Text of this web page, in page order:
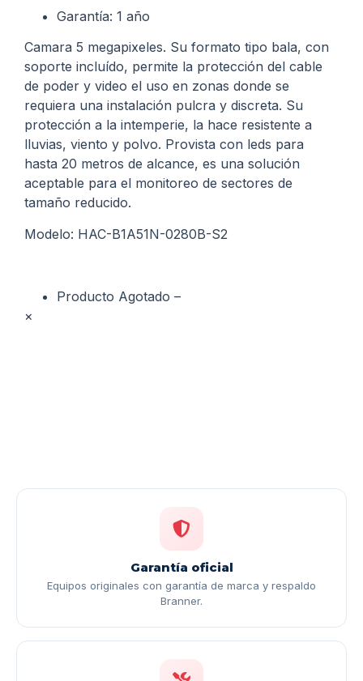
Garantía: 1 año
Camara 5 megapixeles. Su formato tipo bala, con
soporte incluído, permite la protección del cable
de poder y video el uso en zonas donde se
requiera una instalación pulcra y discreta. Su
protección a la intemperie, la hace resistente a
lluvias, viento y polvo. Provista con leds para
hasta 20 metros de alcance, es una solución
aceptable para el monitoreo de sectores de
tamaño reducido.
Modelo: HAC-B1A51N-0280B-S2
Producto Agotado –
×
Garantía oficial
Equipos originales con garantía de marca y respaldo
Branner.